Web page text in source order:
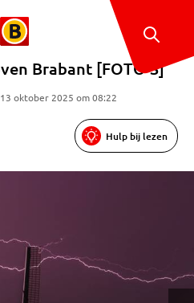
Brabant [FOTO'S]
oktober 2025 om 08:22
Hulp bij lezen